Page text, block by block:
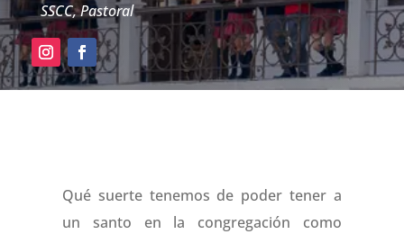
SSCC,Pastoral
Qué suerte tenemos de poder tener a
un santo en la congregación como